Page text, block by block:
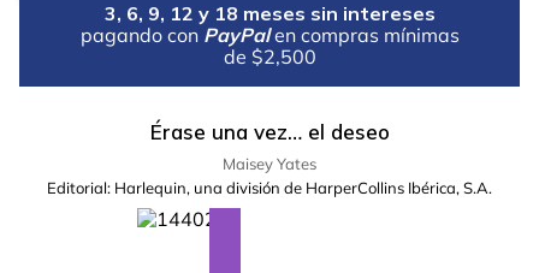
3, 6, 9, 12 y 18 meses sin intereses
pagando con PayPal en compras mínimas
de $2,500
Érase una vez… el deseo
Maisey Yates
Editorial: Harlequin, una división de HarperCollins Ibérica, S.A.